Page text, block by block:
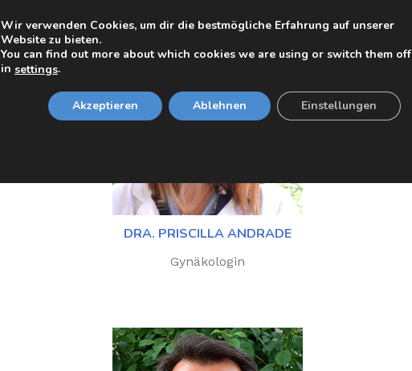
DRA. PRISCILLA ANDRADE
Gynäkologin
Wir verwenden Cookies, um dir die bestmögliche Erfahrung auf unserer
Website zu bieten.
You can find out more about which cookies we are using or switch them off
in settings.
Akzeptieren Ablehnen Einstellungen